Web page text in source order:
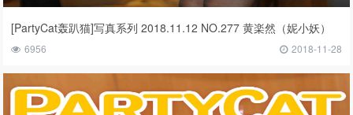
[PartyCat轰趴猫]写真系列 2018.11.12 NO.277 黄楽然（妮小妖）
6956 2018-11-28